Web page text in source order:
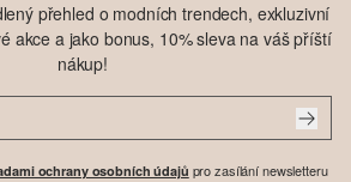
přehled o modních trendech, exkluzivní
akce a jako bonus, 10% sleva na váš příští
nákup!
ochrany osobních údajů pro zasílání newsletteru